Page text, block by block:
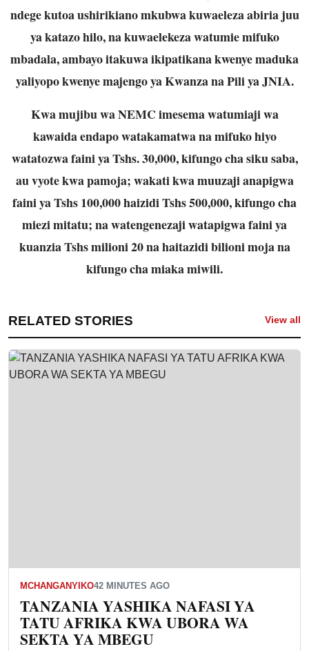
ndege kutoa ushirikiano mkubwa kuwaeleza abiria juu
ya katazo hilo, na kuwaelekezawatumie mifuko
mbadala, ambayo itakuwa ikipatikana kwenye maduka
yaliyopo kwenyemajengo ya Kwanza na Pili ya JNIA.
Kwa mujibu wa NEMC imesema watumiaji wa
kawaida endapo watakamatwa na mifukohiyo
watatozwa faini ya Tshs. 30,000, kifungo cha siku saba,
au vyote kwa pamoja;wakati kwa muuzaji anapigwa
faini ya Tshs 100,000 haizidi Tshs 500,000, kifungo cha
miezi mitatu; na watengenezaji watapigwa faini ya
kuanzia Tshs milioni 20 na haitazidibilioni moja na
kifungo cha miaka miwili.
RELATED STORIES View all
MCHANGANYIKO42 MINUTES AGO
TANZANIA YASHIKA NAFASI YA
TATU AFRIKA KWA UBORA WA
SEKTA YA MBEGU